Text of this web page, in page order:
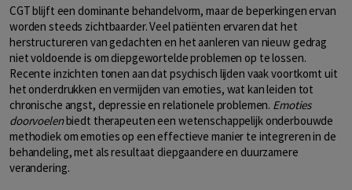
CGT blijft een dominante behandelvorm, maar de beperkingen ervan
worden steeds zichtbaarder. Veel patiënten ervaren dat het
herstructureren van gedachten en het aanleren van nieuw gedrag
niet voldoende is om diepgewortelde problemen op te lossen.
Recente inzichten tonen aan dat psychisch lijden vaak voortkomt uit
het onderdrukken en vermijden van emoties, wat kan leiden tot
chronische angst, depressie en relationele problemen. Emoties
doorvoelenbiedt therapeuten een wetenschappelijk onderbouwde
methodiek om emoties op een effectieve manier te integreren in de
behandeling, met als resultaat diepgaandere en duurzamere
verandering.